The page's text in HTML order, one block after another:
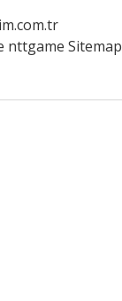
nttgame Sitemap